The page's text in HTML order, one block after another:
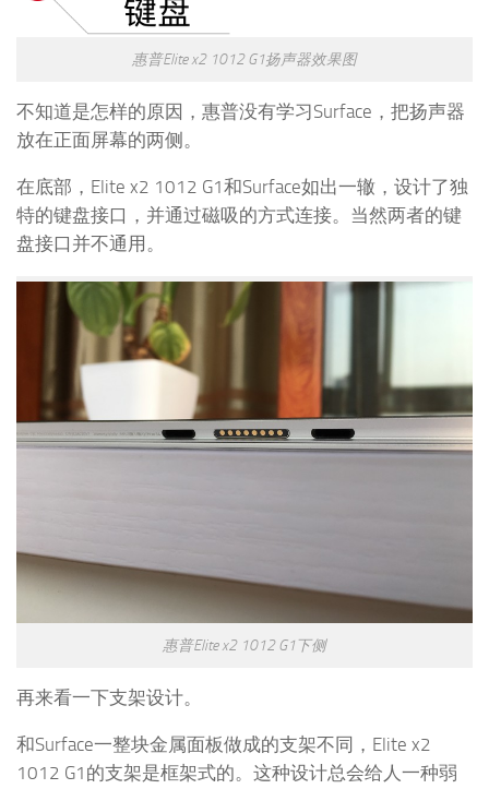
惠普Elite x2 1012 G1扬声器效果图
不知道是怎样的原因，惠普没有学习Surface，把扬声器
放在正面屏幕的两侧。
在底部，Elite x2 1012 G1和Surface如出一辙，设计了独
特的键盘接口，并通过磁吸的方式连接。当然两者的键
盘接口并不通用。
惠普Elite x2 1012 G1下侧
再来看一下支架设计。
和Surface一整块金属面板做成的支架不同，Elite x2
1012 G1的支架是框架式的。这种设计总会给人一种弱